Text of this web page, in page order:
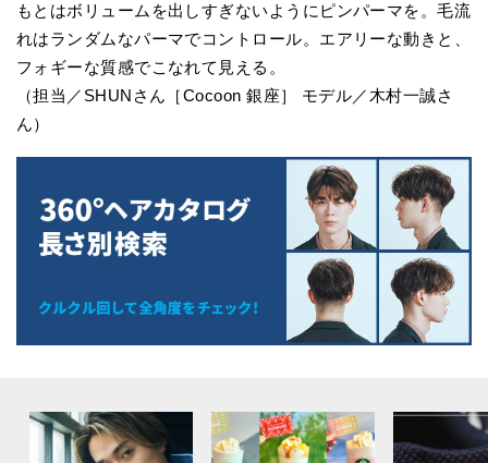
もとはボリュームを出しすぎないようにピンパーマを。毛流
れはランダムなパーマでコントロール。エアリーな動きと、
フォギーな質感でこなれて見える。
（担当／SHUNさん［Cocoon 銀座］ モデル／木村一誠さ
ん）